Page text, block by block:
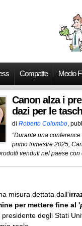
Compatte Medio
Canon alza i
dazi per le
di Roberto Colombo,
“Durante una
primo trimestre 2025,
venduti nel paese
misura dettata dall'
per mettere fine al '
presidente degli Stati